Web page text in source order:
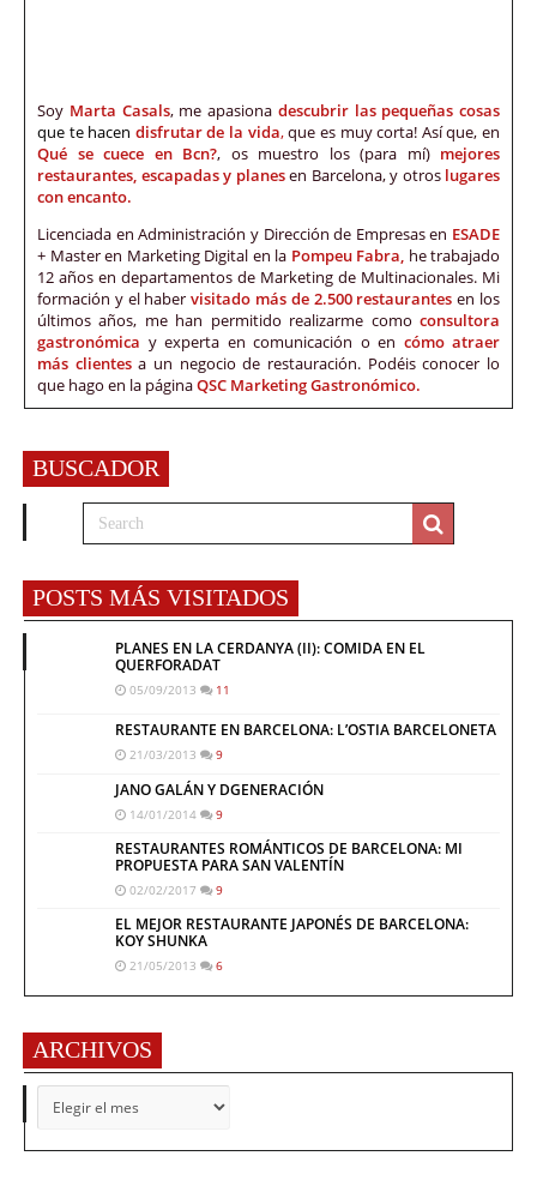
Soy Marta Casals, me apasiona descubrir las pequeñas cosas
que te hacen disfrutar de la vida,que es muy corta! Así que, en
Qué se cuece en Bcn?, os muestro los (para mí) mejores
restaurantes, escapadas y planesen Barcelona, y otros lugares
con encanto.
Licenciada en Administración y Dirección de Empresas en ESADE
+ Master en Marketing Digital en la Pompeu Fabra, he trabajado
12 años en departamentos de Marketing de Multinacionales. Mi
formación y el habervisitado más de 2.500 restaurantes en los
últimos años, me han permitido realizarme como consultora
gastronómica y experta en comunicación o en cómo atraer
más clientes a un negocio de restauración. Podéis conocer lo
que hago en la páginaQSC Marketing Gastronómico.
BUSCADOR
POSTS MÁS VISITADOS
PLANES EN LA CERDANYA (II): COMIDA EN EL
QUERFORADAT
05/09/2013 11
RESTAURANTE EN BARCELONA: L’OSTIA BARCELONETA
21/03/2013 9
JANO GALÁN Y DGENERACIÓN
14/01/2014 9
RESTAURANTES ROMÁNTICOS DE BARCELONA: MI
PROPUESTA PARA SAN VALENTÍN
02/02/2017 9
EL MEJOR RESTAURANTE JAPONÉS DE BARCELONA:
KOY SHUNKA
21/05/2013 6
ARCHIVOS
ARCHIVOS